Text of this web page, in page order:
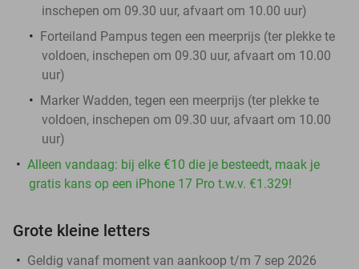
inschepen om 09.30 uur, afvaart om 10.00 uur)
Forteiland Pampus tegen een meerprijs (ter plekke te
voldoen, inschepen om 09.30 uur, afvaart om 10.00
uur)
Marker Wadden, tegen een meerprijs (ter plekke te
voldoen, inschepen om 09.30 uur, afvaart om 10.00
uur)
Alleen vandaag: bij elke €10 die je besteedt, maak je
gratis kans op een iPhone 17 Pro t.w.v. €1.329!
Grote kleine letters
Geldig vanaf moment van aankoop t/m 7 sep 2026